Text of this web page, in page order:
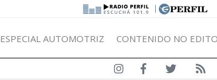
|
ESPECIAL AUTOMOTRIZ CONTENIDO NO